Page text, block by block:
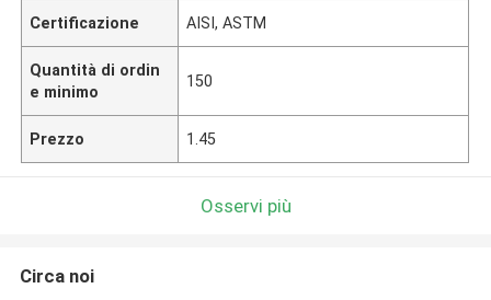
Certificazione AISI, ASTM
Quantità di ordin
e minimo
150
Prezzo 1.45
Osservi più
Circa noi